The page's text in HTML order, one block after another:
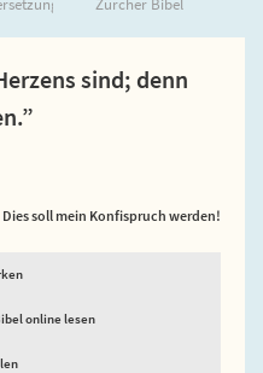
sind; denn
Dies soll mein Konfispruch werden!
online lesen